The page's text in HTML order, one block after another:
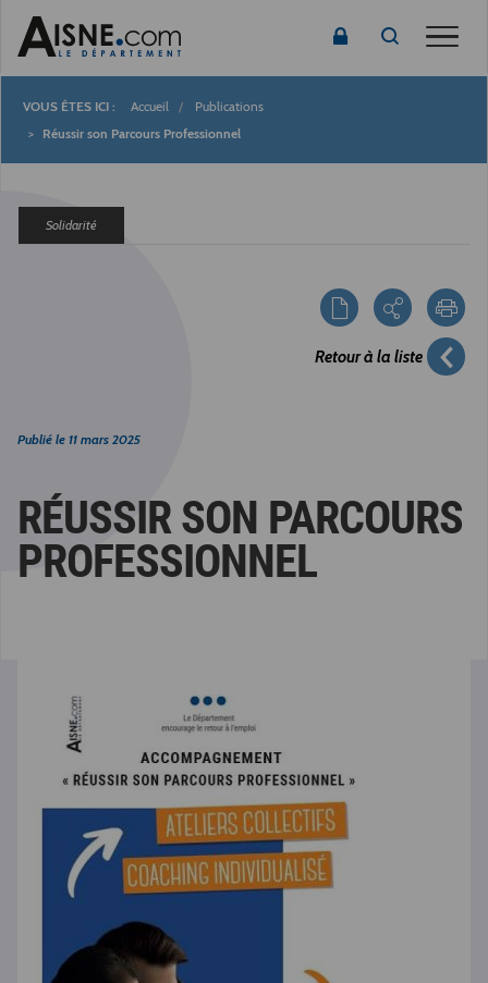
Fil
Accueil
Publications
Réussir son Parcours Professionnel
Solidarité
Retour à la liste
Publié le 11 mars 2025
RÉUSSIR SON PARCOURS
PROFESSIONNEL